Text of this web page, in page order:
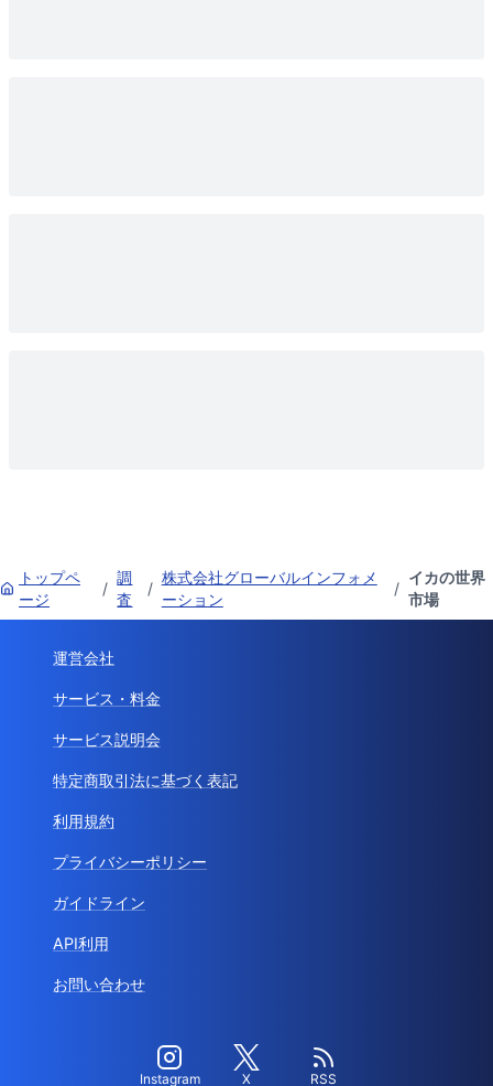
トップペ
ージ
/
調
査
/
株式会社グローバルインフォメ
ーション
/
イカの世界
市場
運営会社
サービス・料金
サービス説明会
特定商取引法に基づく表記
利用規約
プライバシーポリシー
ガイドライン
API利用
お問い合わせ
Instagram X RSS